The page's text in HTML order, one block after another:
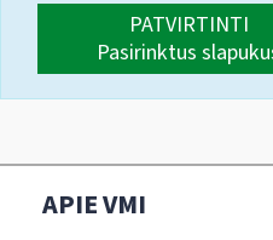
PATVIRTINTI
Pasirinktus
APIE VMI